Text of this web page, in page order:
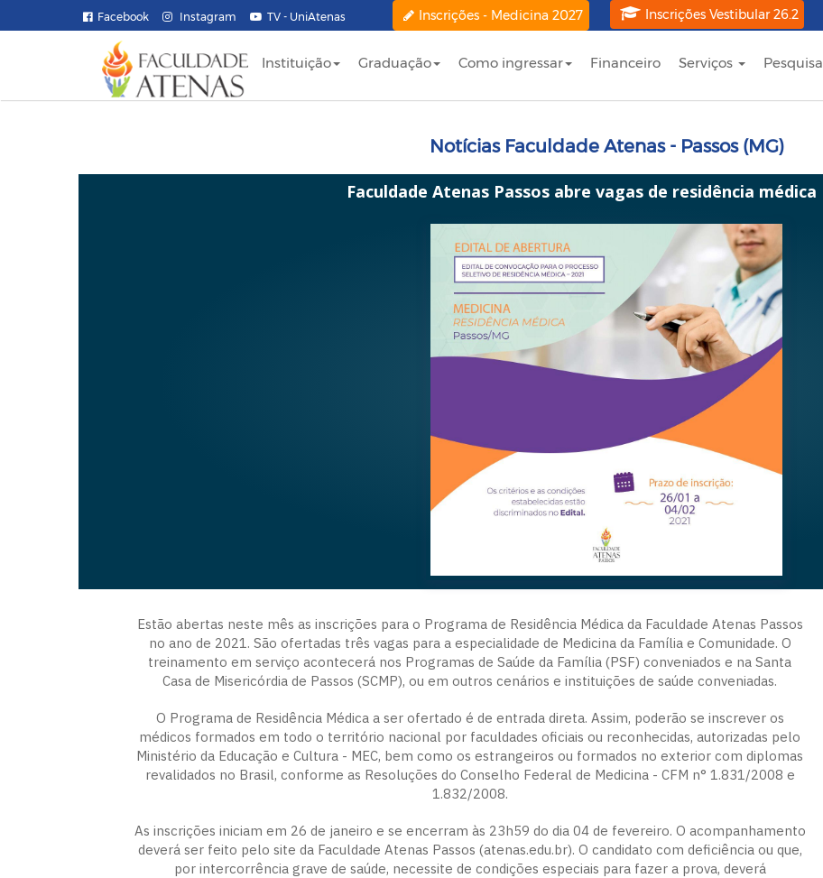
Facebook Instagram TV - UniAtenas Inscrições - Medicina 2027 Inscrições Vestibular 26.2
Instituição Graduação Como ingressar Financeiro Serviços Pesquisa
Notícias Faculdade Atenas - Passos (MG)
Faculdade Atenas Passos abre vagas de residência médica
Estão abertas neste mês as inscrições para o Programa de Residência Médica da Faculdade Atenas Passos
no ano de 2021. São ofertadas três vagas para a especialidade de Medicina da Família e Comunidade. O
treinamento em serviço acontecerá nos Programas de Saúde da Família (PSF) conveniados e na Santa
Casa de Misericórdia de Passos (SCMP), ou em outros cenários e instituições de saúde conveniadas.
O Programa de Residência Médica a ser ofertado é de entrada direta. Assim, poderão se inscrever os
médicos formados em todo o território nacional por faculdades oficiais ou reconhecidas, autorizadas pelo
Ministério da Educação e Cultura - MEC, bem como os estrangeiros ou formados no exterior com diplomas
revalidados no Brasil, conforme as Resoluções do Conselho Federal de Medicina - CFM n° 1.831/2008 e
1.832/2008.
As inscrições iniciam em 26 de janeiro e se encerram às 23h59 do dia 04 de fevereiro. O acompanhamento
deverá ser feito pelo site da Faculdade Atenas Passos (atenas.edu.br). O candidato com deficiência ou que,
por intercorrência grave de saúde, necessite de condições especiais para fazer a prova, deverá